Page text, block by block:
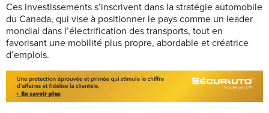
Ces investissements s’inscrivent dans la stratégie automobile
du Canada, qui vise à positionner le pays comme un leader
mondial dans l’électrification des transports, tout en
favorisant une mobilité plus propre, abordable et créatrice
d’emplois.